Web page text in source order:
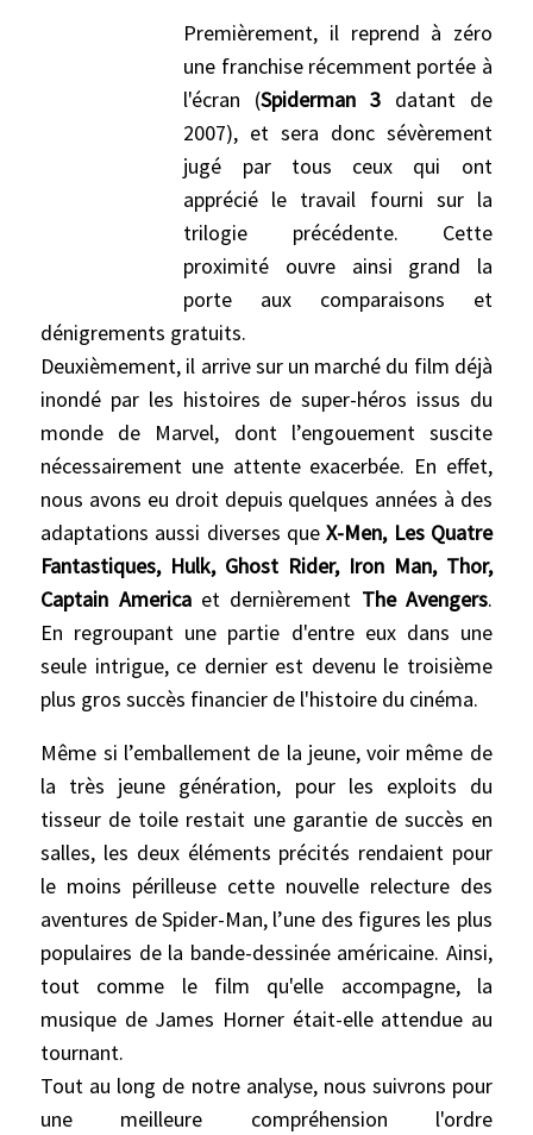
Premièrement, il reprend à zéro
une franchise récemment portée à
l'écran (Spiderman 3 datant de
2007), et sera donc sévèrement
jugé par tous ceux qui ont
apprécié le travail fourni sur la
trilogie précédente. Cette
proximité ouvre ainsi grand la
porte aux comparaisons et
dénigrements gratuits.
Deuxièmement, il arrive sur un marché du film déjà
inondé par les histoires de super-héros issus du
monde de Marvel, dont l’engouement suscite
nécessairement une attente exacerbée. En effet,
nous avons eu droit depuis quelques années à des
adaptations aussi diverses queX-Men, Les Quatre
Fantastiques, Hulk, Ghost Rider, Iron Man, Thor,
Captain America et dernièrement The Avengers.
En regroupant une partie d'entre eux dans une
seule intrigue, ce dernier est devenu le troisième
plus gros succès financier de l'histoire du cinéma.
Même si l’emballement de la jeune, voir même de
la très jeune génération, pour les exploits du
tisseur de toile restait une garantie de succès en
salles, les deux éléments précités rendaient pour
le moins périlleuse cette nouvelle relecture des
aventures de Spider-Man, l’une des figures les plus
populaires de la bande-dessinée américaine. Ainsi,
tout comme le film qu'elle accompagne, la
musique de James Horner était-elle attendue au
tournant.
Tout au long de notre analyse, nous suivrons pour
une meilleure compréhension l'ordre